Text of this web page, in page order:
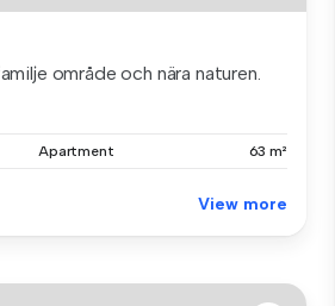
område och nära naturen.
Apartment 63 m²
View more